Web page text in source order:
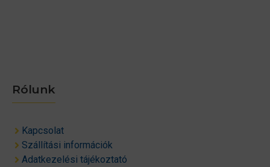
Rólunk
Kapcsolat
Szállítási információk
Adatkezelési tájékoztató